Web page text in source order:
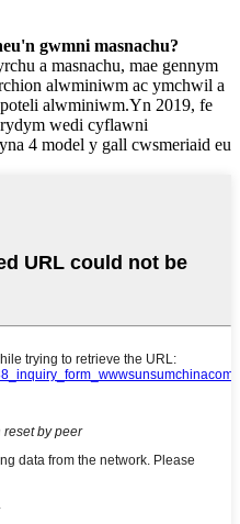
gwmni masnachu?
a masnachu, mae gennym
alwminiwm ac ymchwil a
alwminiwm.Yn 2019, fe
wedi cyflawni
4 model y gall cwsmeriaid eu